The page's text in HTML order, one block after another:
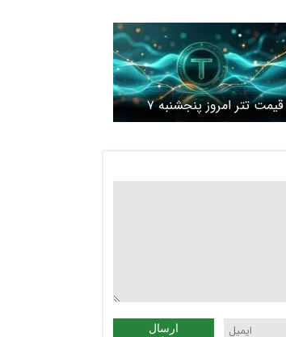
قیمت تتر امروز پنجشنبه ۷
اسفند ۱۴۰۴
ارسال